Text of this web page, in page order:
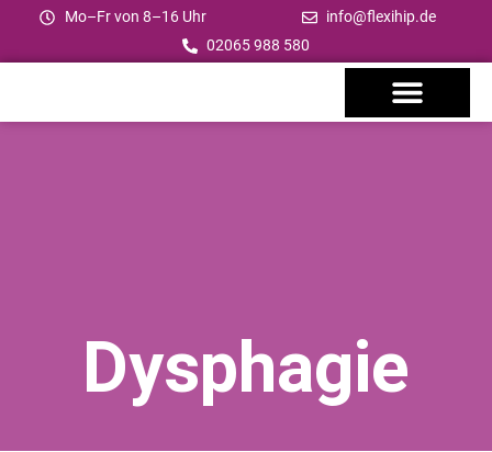
Mo–Fr von 8–16 Uhr
info@flexihip.de
02065 988 580
Dysphagie